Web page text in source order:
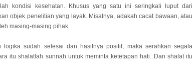
kondisi kesehatan. Khusus yang satu ini seringkali luput dari
objek penelitian yang layak. Misalnya, adakah cacat bawaan, atau
masing-masing pihak.
logika sudah selesai dan hasilnya positif, maka serahkan segala
itu shalatlah sunnah untuk meminta ketetapan hati. Dan shalat itu